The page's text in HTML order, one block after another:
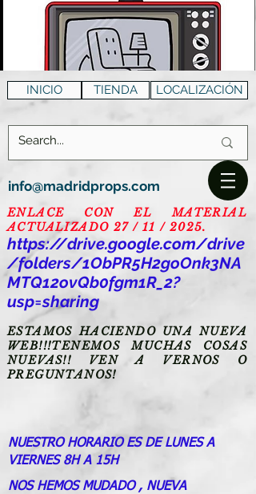
INICIO TIENDA LOCALIZACIÓN
info@madridprops.com
ENLACE CON EL MATERIAL
ACTUALIZADO 27 / 11 / 2025.
https://drive.google.com/drive
/folders/1ObPR5H2goOnk3NA
MTQ12ovQb0fgm1R_2?
usp=sharing
ESTAMOS HACIENDO UNA NUEVA
WEB!!!TENEMOS MUCHAS COSAS
NUEVAS!! VEN A VERNOS O
PREGUNTANOS!
NUESTRO HORARIO ES DE LUNES A
VIERNES 8H A 15H
NOS HEMOS MUDADO , NUEVA